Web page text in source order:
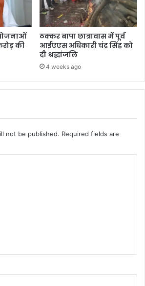
की
ठक्कर बापा छात्रावास में पूर्व
आईएएस अधिकारी चंद्र सिंह को
दी श्रद्धांजलि
4 weeks ago
not be published. Required fields are